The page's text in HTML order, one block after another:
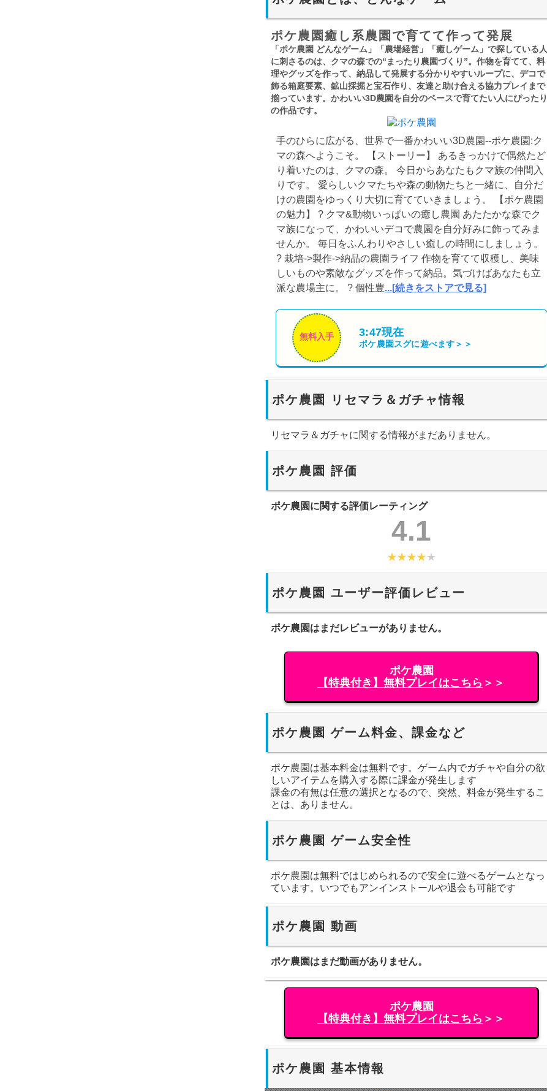
ポケ農園癒し系農園で育てて作って発展
「ポケ農園 どんなゲーム」「農場経営」「癒しゲーム」で探している人
に刺さるのは、クマの森での“まったり農園づくり”。作物を育てて、料
理やグッズを作って、納品して発展する分かりやすいループに、デコで
飾る箱庭要素、鉱山採掘と宝石作り、友達と助け合える協力プレイまで
揃っています。かわいい3D農園を自分のペースで育てたい人にぴったり
の作品です。
手のひらに広がる、世界で一番かわいい3D農園--ポケ農園:ク
マの森へようこそ。 【ストーリー】 あるきっかけで偶然たど
り着いたのは、クマの森。 今日からあなたもクマ族の仲間入
りです。 愛らしいクマたちや森の動物たちと一緒に、自分だ
けの農園をゆっくり大切に育てていきましょう。 【ポケ農園
の魅力】 ? クマ&動物いっぱいの癒し農園 あたたかな森でク
マ族になって、かわいいデコで農園を自分好みに飾ってみま
せんか。 毎日をふんわりやさしい癒しの時間にしましょう。
? 栽培->製作->納品の農園ライフ 作物を育てて収穫し、美味
しいものや素敵なグッズを作って納品。気づけばあなたも立
派な農場主に。 ? 個性豊...[続きをストアで見る]
無料入手 3:47現在
ポケ農園 スグに遊べます＞＞
ポケ農園 リセマラ＆ガチャ情報
リセマラ＆ガチャに関する情報がまだありません。
ポケ農園 評価
ポケ農園に関する評価レーティング
4.1
ポケ農園 ユーザー評価レビュー
ポケ農園はまだレビューがありません。
ポケ農園
【特典付き】無料プレイはこちら ＞＞
ポケ農園 ゲーム料金、課金など
ポケ農園は基本料金は無料です。ゲーム内でガチャや自分の欲
しいアイテムを購入する際に課金が発生します
課金の有無は任意の選択となるので、突然、料金が発生するこ
とは、ありません。
ポケ農園 ゲーム安全性
ポケ農園は無料ではじめられるので安全に遊べるゲームとなっ
ています。いつでもアンインストールや退会も可能です
ポケ農園 動画
ポケ農園はまだ動画がありません。
ポケ農園
【特典付き】無料プレイはこちら ＞＞
ポケ農園 基本情報